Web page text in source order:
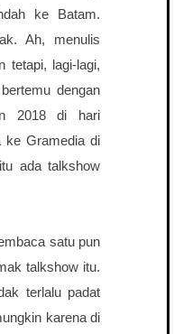
ke Batam.
Ah, menulis
tetapi, lagi-lagi,
dengan
2018 di hari
ke Gramedia di
ada talkshow
satu pun
talkshow itu.
terlalu padat
karena di